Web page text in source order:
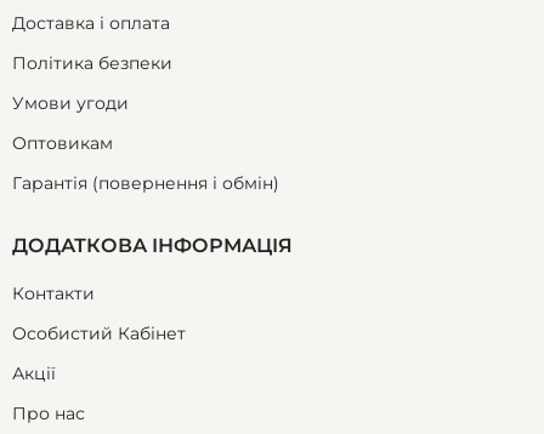
Доставка і оплата
Політика безпеки
Умови угоди
Оптовикам
Гарантія (повернення і обмін)
ДОДАТКОВА ІНФОРМАЦІЯ
Контакти
Особистий Кабінет
Акції
Про нас